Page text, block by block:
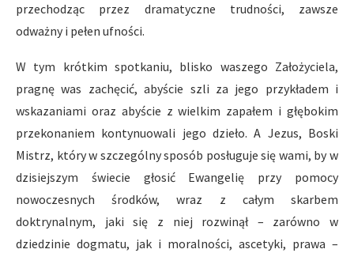
przechodząc przez dramatyczne trudności, zawsze
odważny i pełen ufności.
W tym krótkim spotkaniu, blisko waszego Założyciela,
pragnę was zachęcić, abyście szli za jego przykładem i
wskazaniami oraz abyście z wielkim zapałem i głębokim
przekonaniem kontynuowali jego dzieło. A Jezus, Boski
Mistrz, który w szczególny sposób posługuje się wami, by w
dzisiejszym świecie głosić Ewangelię przy pomocy
nowoczesnych środków, wraz z całym skarbem
doktrynalnym, jaki się z niej rozwinął – zarówno w
dziedzinie dogmatu, jak i moralności, ascetyki, prawa –